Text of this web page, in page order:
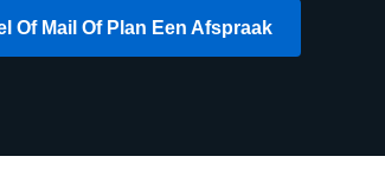
Of Mail Of Plan Een Afspraak